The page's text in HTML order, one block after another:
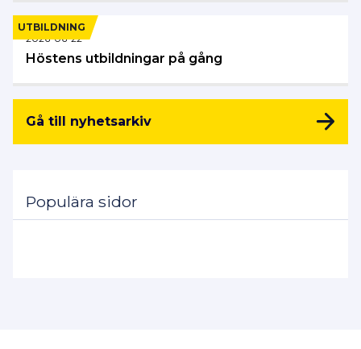
UTBILDNING
2026-06-22
Höstens utbildningar på gång
Gå till nyhetsarkiv
Populära sidor